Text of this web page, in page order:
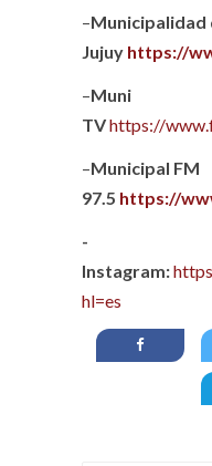
–Municipalidad
Jujuy https://
–Muni
TVhttps://
–Municipal FM
97.5 https://
-
Instagram:
hl=es